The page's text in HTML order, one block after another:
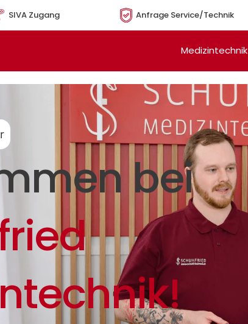
SIVA Zugang Anfrage Service/Technik
Medizintechnik
bei